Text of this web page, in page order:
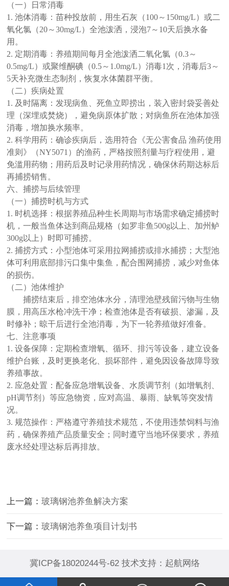
（一）日常消毒
1. 池体消毒：苗种投放前，用生石灰（100～150mg/L）或二
氧化氯（20～30mg/L）全池泼洒，浸泡7～10天后换水备
用。
2. 定期消毒：养殖期间每月全池泼洒二氧化氯（0.3～
0.5mg/L）或聚维酮碘（0.5～1.0mg/L）消毒1次，消毒后3～
5天补充微生态制剂，恢复水体菌群平衡。
（二）疾病处置
1. 及时隔离：发现病鱼、死鱼立即捞出，装入密封袋妥善处
理（深埋或焚烧），避免病原体扩散；对病鱼所在池体加强
消毒，增加换水频率。
2. 科学用药：确诊疾病后，选用符合《无公害食品 渔药使用
准则》（NY5071）的渔药，严格按照剂量与疗程使用，避
免滥用药物；用药后及时记录用药情况，确保休药期达标后
再捕捞销售。
六、捕捞与后续管理
（一）捕捞时机与方式
1. 时机选择：根据养殖品种生长周期与市场需求确定捕捞时
机，一般当鱼体达到商品规格（如罗非鱼500g以上、加州鲈
300g以上）时即可捕捞。
2. 捕捞方式：小型池体可采用拉网捕捞或排水捕捞；大型池
体可利用底部排污口集中集鱼，配合围网捕捞，减少对鱼体
的损伤。
（二）池体维护
捕捞结束后，排空池体水分，清理池壁残留污物与生物
膜，用高压水枪冲洗干净；检查池体是否有破损、渗漏，及
时修补；晾干后进行全池消毒，为下一轮养殖做好准备。
七、注意事项
1. 设备保障：定期检查增氧、循环、排污等设备，建立设备
维护台账，及时更换老化、损坏部件，避免因设备故障导致
养殖事故。
2. 应急处置：配备应急增氧设备、水质调节剂（如增氧剂、
pH调节剂）等应急物资，应对高温、暴雨、缺氧等突发情
况。
3. 规范操作：严格遵守养殖技术规范，不使用违禁饲料与渔
药，确保养殖产品质量安全；同时遵守当地环保要求，养殖
废水经处理达标后再排放。
上一篇：玻璃钢池养鱼解决方案
下一篇：玻璃钢池养鱼项目计划书
冀ICP备18020244号-62技术支持： 起航网络